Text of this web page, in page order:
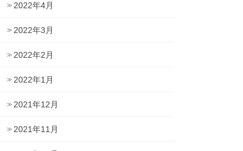
2022年4月
2022年3月
2022年2月
2022年1月
2021年12月
2021年11月